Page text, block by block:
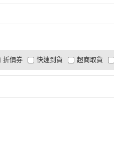
折價券
有影片
商品有量 電視購物
快速到貨 超商取貨